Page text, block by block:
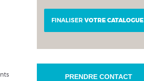
FINALISER VOTRE CATALOGUE
PRENDRE CONTACT